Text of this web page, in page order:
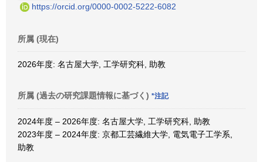
https://orcid.org/0000-0002-5222-6082
所属 (現在)
2026年度: 名古屋大学, 工学研究科, 助教
所属 (過去の研究課題情報に基づく) *注記
2024年度 – 2026年度: 名古屋大学, 工学研究科, 助教
2023年度 – 2024年度: 京都工芸繊維大学, 電気電子工学系,
助教